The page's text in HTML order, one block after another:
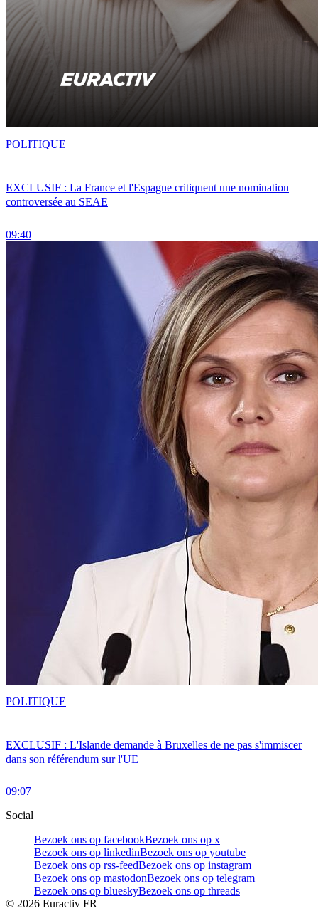
EXCLUSIF : La France et l'Espagne critiquent une nomination
controversée au SEAE
09:40
POLITIQUE
EXCLUSIF : L'Islande demande à Bruxelles de ne pas s'immiscer
dans son référendum sur l'UE
09:07
POLITIQUE
Social
Bezoek ons op facebookBezoek ons op x
Bezoek ons op linkedinBezoek ons op youtube
Bezoek ons op rss-feedBezoek ons op instagram
Bezoek ons op mastodonBezoek ons op telegram
Bezoek ons op blueskyBezoek ons op threads
© 2026 Euractiv FR